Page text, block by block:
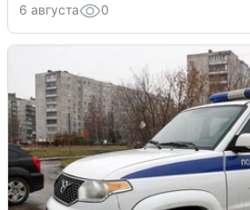
6 августа 0